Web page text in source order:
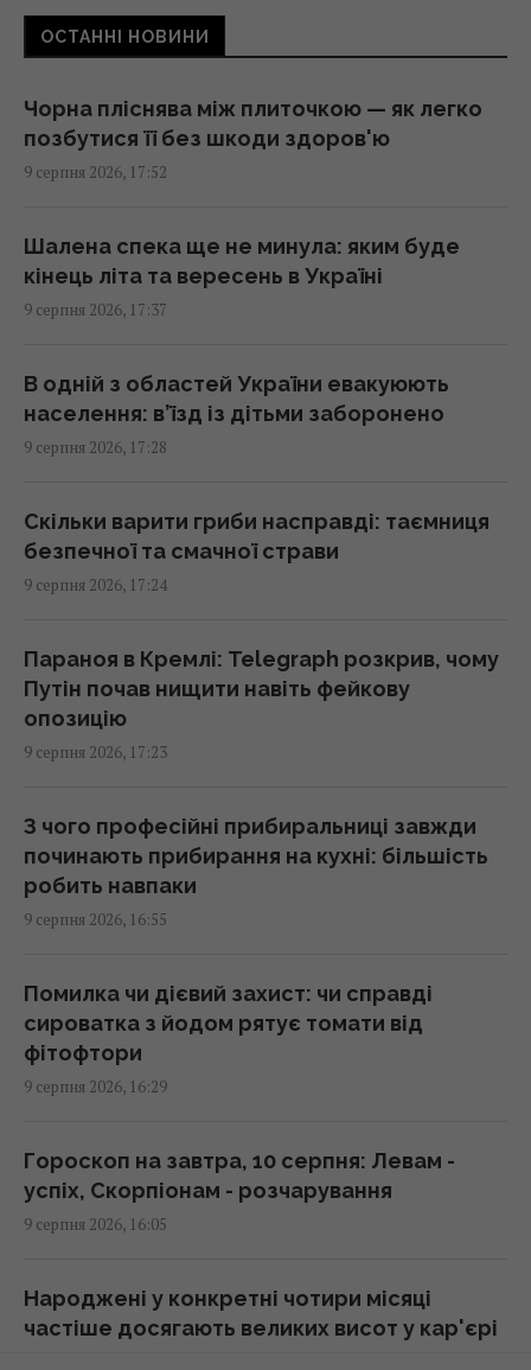
Гороскоп на 10 серпня: Левам – діяти
сміливіше, Тельцям – вибачення
Ескалація повітряної війни призвела до
росту жертв серед мирного населення
16:56 неділя, 09 серпня 2026
Метеозалежність – це не міф: лікарка
людей
16:56 неділя, 09 серпня 2026
причина була далеко не королівською
16:42 неділя, 09 серпня 2026
проблеми для економіки РФ: у WSJ
розкрили деталі
16:36 неділя, 09 серпня 2026
сном: для чого це потрібно
16:26 неділя, 09 серпня 2026
Удосконалені "Герані" ворога: експерт
16:09 неділя, 09 серпня 2026
Надто товсте утеплення будинку може
виявитися марною витратою грошей
Росіяни створили кілька нових зон
контролю поблизу кордону з Україною, -
15:45 неділя, 09 серпня 2026
ОСТАННІ НОВИНИ
Чорна пліснява між плиточкою — як легко
позбутися її без шкоди здоров'ю
9 серпня 2026, 17:52
Шалена спека ще не минула: яким буде
кінець літа та вересень в Україні
9 серпня 2026, 17:37
В одній з областей України евакуюють
населення: в’їзд із дітьми заборонено
9 серпня 2026, 17:28
Скільки варити гриби насправді: таємниця
безпечної та смачної страви
9 серпня 2026, 17:24
Параноя в Кремлі: Telegraph розкрив, чому
Путін почав нищити навіть фейкову
опозицію
9 серпня 2026, 17:23
З чого професійні прибиральниці завжди
починають прибирання на кухні: більшість
робить навпаки
9 серпня 2026, 16:55
Помилка чи дієвий захист: чи справді
сироватка з йодом рятує томати від
фітофтори
9 серпня 2026, 16:29
Гороскоп на завтра, 10 серпня: Левам -
успіх, Скорпіонам - розчарування
9 серпня 2026, 16:05
Народжені у конкретні чотири місяці
частіше досягають великих висот у кар'єрі